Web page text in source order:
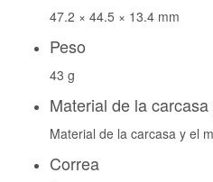
47.2 × 44.5 × 13.4 mm
Peso
43 g
Material de la
Material de la carcasa y el
Correa